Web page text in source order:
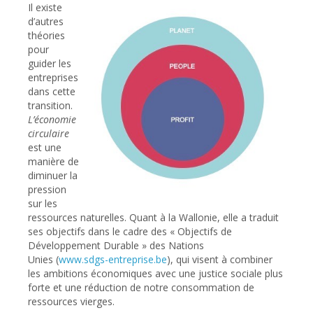
Il existe
d’autres
théories
pour
guider les
entreprises
dans cette
transition.
L’économie
circulaire
est une
manière de
diminuer la
pression
sur les
ressources naturelles. Quant à la Wallonie, elle a traduit
ses objectifs dans le cadre des « Objectifs de
Développement Durable » des Nations
Unies (www.sdgs-entreprise.be), qui visent à combiner
les ambitions économiques avec une justice sociale plus
forte et une réduction de notre consommation de
ressources vierges.